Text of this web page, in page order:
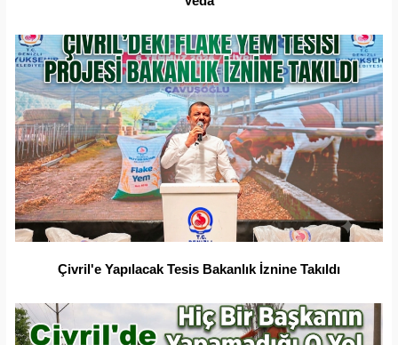
Çivril'e Yapılacak Tesis Bakanlık İznine Takıldı